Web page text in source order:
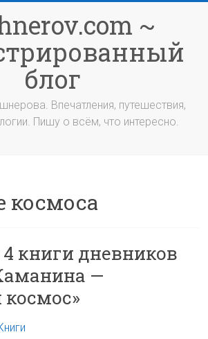
~
блог
Впечатления, путешествия,
Пишу о всём, что интересно.
космоса
книги дневников
—